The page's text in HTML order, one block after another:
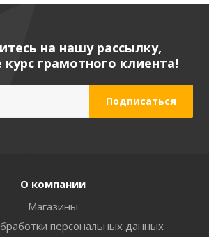
на нашу рассылку,
курс грамотного клиента!
О компании
Магазины
персональных данных